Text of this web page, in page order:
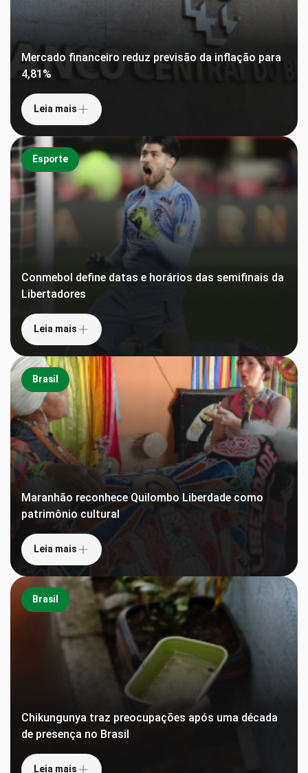
Mercado financeiro reduz previsão da inflação para
4,81%
Leia mais
Esporte
Conmebol define datas e horários das semifinais da
Libertadores
Leia mais
Brasil
Maranhão reconhece Quilombo Liberdade como
patrimônio cultural
Leia mais
Brasil
Chikungunya traz preocupações após uma década
de presença no Brasil
Leia mais